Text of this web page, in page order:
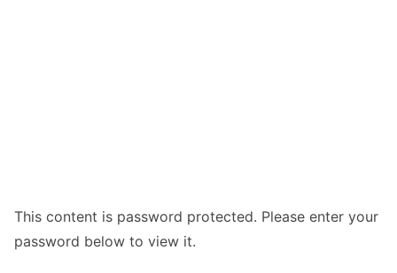
This content is password protected. Please enter your
password below to view it.